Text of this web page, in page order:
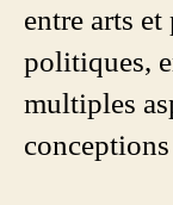
entre arts
politiques,
multiples